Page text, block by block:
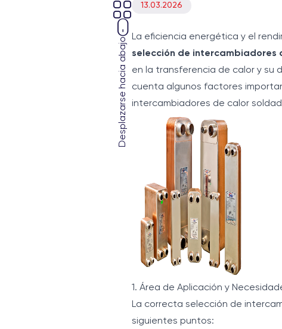
Desplazarse hacia abajo
13.03.2026
La eficiencia energética y el
selección de intercambiadores
en la transferencia de calor y su
cuenta algunos factores
intercambiadores de calor
1. Área de Aplicación y
La correcta selección de
siguientes puntos: